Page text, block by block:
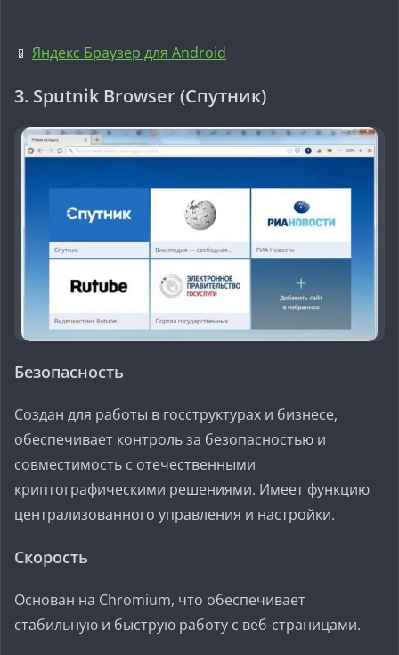
📱 Яндекс Браузер для Android
3. Sputnik Browser (Спутник)
Безопасность
Создан для работы в госструктурах и бизнесе,
обеспечивает контроль за безопасностью и
совместимость с отечественными
криптографическими решениями. Имеет функцию
централизованного управления и настройки.
Скорость
Основан на Chromium, что обеспечивает
стабильную и быструю работу с веб-страницами.